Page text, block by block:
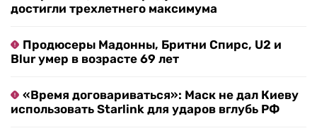
достигли трехлетнего максимума
Продюсеры Мадонны, Бритни Спирс, U2 и
Blur умер в возрасте 69 лет
«Время договариваться»: Маск не дал Киеву
использовать Starlink для ударов вглубь РФ